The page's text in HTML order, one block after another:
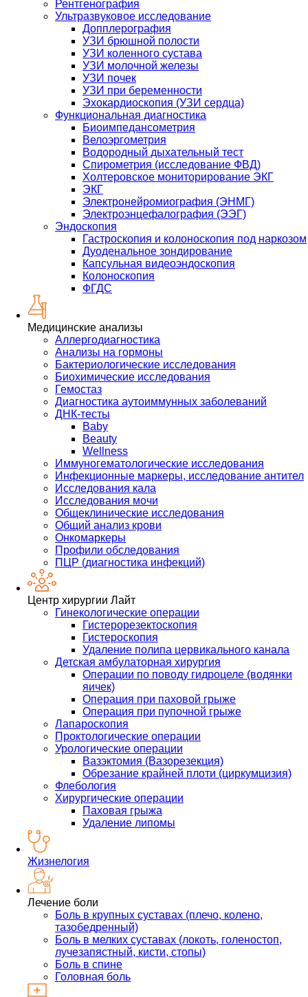
Рентгенография
Ультразвуковое исследование
Допплерография
УЗИ брюшной полости
УЗИ коленного сустава
УЗИ молочной железы
УЗИ почек
УЗИ при беременности
Эхокардиоскопия (УЗИ сердца)
Функциональная диагностика
Биоимпедансометрия
Велоэргометрия
Водородный дыхательный тест
Спирометрия (исследование ФВД)
Холтеровское мониторирование ЭКГ
ЭКГ
Электронейромиография (ЭНМГ)
Электроэнцефалография (ЭЭГ)
Эндоскопия
Гастроскопия и колоноскопия под наркозом
Дуоденальное зондирование
Капсульная видеоэндоскопия
Колоноскопия
ФГДС
Медицинские анализы
Аллергодиагностика
Анализы на гормоны
Бактериологические исследования
Биохимические исследования
Гемостаз
Диагностика аутоиммунных заболеваний
ДНК-тесты
Baby
Beauty
Wellness
Иммуногематологические исследования
Инфекционные маркеры, исследование антител
Исследования кала
Исследования мочи
Общеклинические исследования
Общий анализ крови
Онкомаркеры
Профили обследования
ПЦР (диагностика инфекций)
Центр хирургии Лайт
Гинекологические операции
Гистерорезектоскопия
Гистероскопия
Удаление полипа цервикального канала
Детская амбулаторная хирургия
Операции по поводу гидроцеле (водянки
яичек)
Операция при паховой грыже
Операция при пупочной грыже
Лапароскопия
Проктологические операции
Урологические операции
Вазэктомия (Вазорезекция)
Обрезание крайней плоти (циркумцизия)
Флебология
Хирургические операции
Паховая грыжа
Удаление липомы
Жизнелогия
Лечение боли
Боль в крупных суставах (плечо, колено,
тазобедренный)
Боль в мелких суставах (локоть, голеностоп,
лучезапястный, кисти, стопы)
Боль в спине
Головная боль